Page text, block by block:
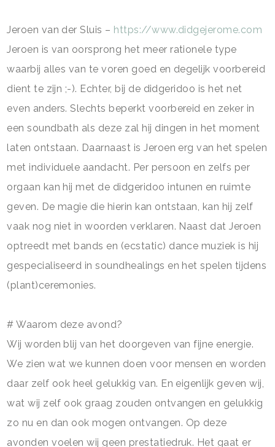
Jeroen van der Sluis – https://www.didgejerome.com
Jeroen is van oorsprong het meer rationele type
waarbij alles van te voren goed en degelijk voorbereid
dient te zijn ;-). Echter, bij de didgeridoo is het net
even anders. Slechts beperkt voorbereid en zeker in
een soundbath als deze zal hij dingen in het moment
laten ontstaan. Daarnaast is Jeroen erg van het spelen
met individuele aandacht. Per persoon en zelfs per
orgaan kan hij met de didgeridoo intunen en ruimte
geven. De magie die hierin kan ontstaan, kan hij zelf
vaak nog niet in woorden verklaren. Naast dat Jeroen
optreedt met bands en (ecstatic) dance muziek is hij
gespecialiseerd in soundhealings en het spelen tijdens
(plant)ceremonies.
# Waarom deze avond?
Wij worden blij van het doorgeven van fijne energie.
We zien wat we kunnen doen voor mensen en worden
daar zelf ook heel gelukkig van. En eigenlijk geven wij,
wat wij zelf ook graag zouden ontvangen en gelukkig
zo nu en dan ook mogen ontvangen. Op deze
avonden voelen wij geen prestatiedruk. Het gaat er